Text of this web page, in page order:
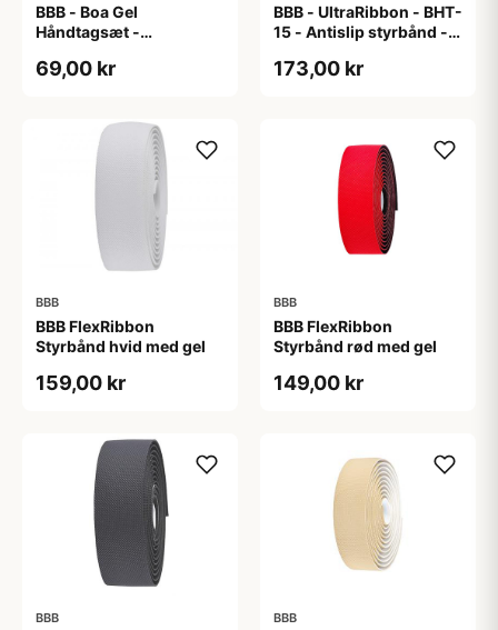
BBB - Boa Gel
Håndtagsæt -
69,00 kr
BBB - UltraRibbon - BHT-
15 - Antislip styrbånd -
173,00 kr
BBB
BBB FlexRibbon
Styrbånd hvid med gel
159,00 kr
BBB
BBB FlexRibbon
Styrbånd rød med gel
149,00 kr
BBB BBB